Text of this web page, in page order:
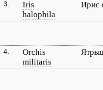
3.
Iris
halophila
Ирис
4.
Orchis
militaris